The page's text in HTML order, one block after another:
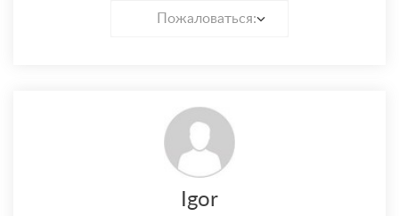
Пожаловаться:
Igor